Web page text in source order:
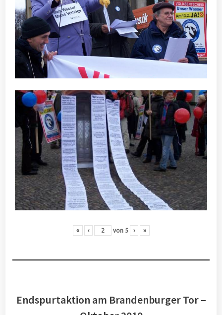
« ‹ von 5 › »
Endspurtaktion am Brandenburger Tor –